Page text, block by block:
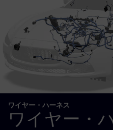
ワイヤー・ハーネス
ワイヤー・